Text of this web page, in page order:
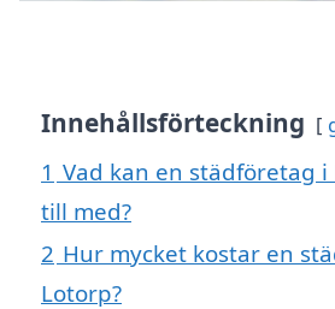
Innehållsförteckning
1 Vad kan en städföretag
till med?
2 Hur mycket kostar en
Lotorp?